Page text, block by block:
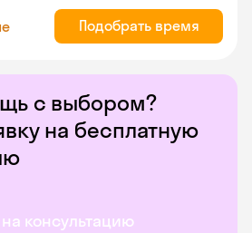
с выбором?
на бесплатную
на консультацию
Подобрать время